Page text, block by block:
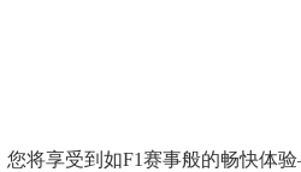
您将享受到如F1赛事般的畅快